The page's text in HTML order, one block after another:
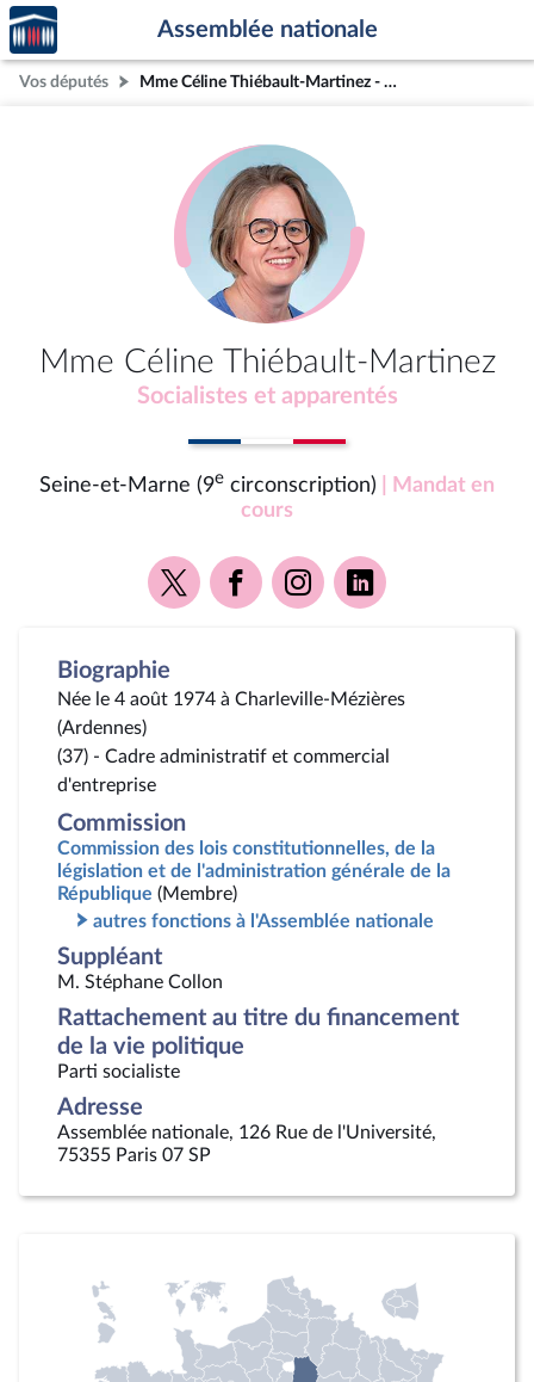
Aller au contenu
Aller en bas de la page
Accèder
à la
page
d'accueil
Assemblée nationale
Vos députés Mme Céline Thiébault-Martinez - Seine-et-Marne (9e circonscription)
Mme Céline Thiébault-Martinez
Socialistes et apparentés
Seine-et-Marne (9e circonscription)
| Mandat en
cours
Voir
la
Voir
la
Voir
la
Voir
la
Biographie
Née le 4 août 1974 à Charleville-Mézières
(Ardennes)
(37) - Cadre administratif et commercial
d'entreprise
Commission
Commission des lois constitutionnelles, de la
législation et de l'administration générale de la
République (Membre)
autres fonctions à l'Assemblée nationale
Suppléant
M. Stéphane Collon
Rattachement au titre du financement
de la vie politique
Parti socialiste
Adresse
Assemblée nationale, 126 Rue de l'Université,
75355 Paris 07 SP